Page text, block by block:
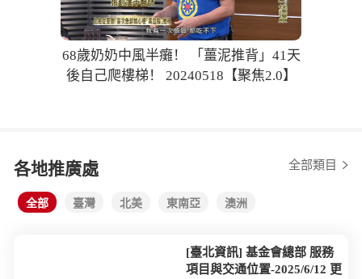
68歲奶奶中風半癱！ 「薑泥推背」41天
後自己爬樓梯！ 20240518【聚焦2.0】
各地推廣處 全部類目
全部 臺灣 北美 東南亞 澳洲
[臺北資訊] 基金會總部 服務
項目與交通位置-2025/6/12 更